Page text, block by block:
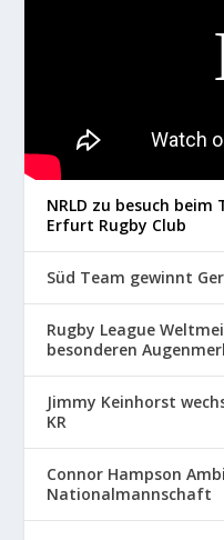
NRLD zu besuch
Erfurt Rugby Club
Süd Team gewinnt
Rugby League
besonderen
Jimmy Keinhorst
KR
Connor Hampson
Nationalmannschaft